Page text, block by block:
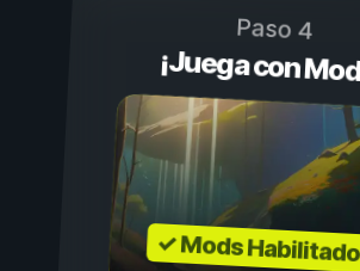
Paso 4
¡Juega con
✓ Mods